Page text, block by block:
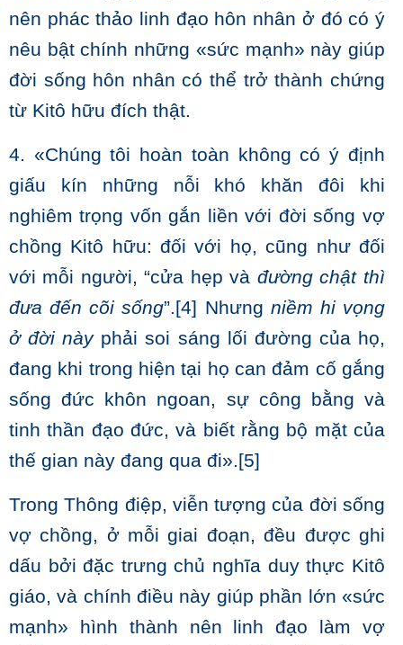
nên phác thảo linh đạo hôn nhân ở đó có ý
nêu bật chính những «sức mạnh» này giúp
đời sống hôn nhân có thể trở thành chứng
từ Kitô hữu đích thật.
4. «Chúng tôi hoàn toàn không có ý định
giấu kín những nỗi khó khăn đôi khi
nghiêm trọng vốn gắn liền với đời sống vợ
chồng Kitô hữu: đối với họ, cũng như đối
với mỗi người, “cửa hẹp và đường chật thì
đưa đến cõi sống”.[4] Nhưng niềm hi vọng
ở đời nàyphải soi sáng lối đường của họ,
đang khi trong hiện tại họ can đảm cố gắng
sống đức khôn ngoan, sự công bằng và
tinh thần đạo đức, và biết rằng bộ mặt của
thế gian này đang qua đi».[5]
Trong Thông điệp, viễn tượng của đời sống
vợ chồng, ở mỗi giai đoạn, đều được ghi
dấu bởi đặc trưng chủ nghĩa duy thực Kitô
giáo, và chính điều này giúp phần lớn «sức
mạnh» hình thành nên linh đạo làm vợ